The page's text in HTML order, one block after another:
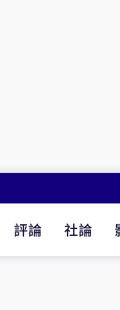
評論 社論